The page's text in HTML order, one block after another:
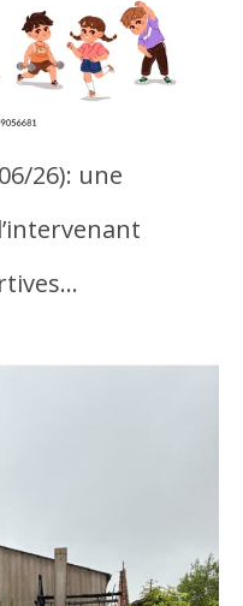
26): une